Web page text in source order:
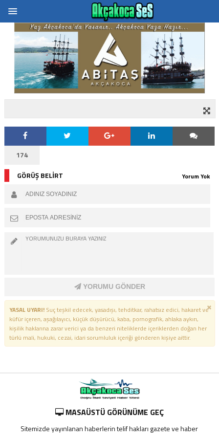
174
GÖRÜŞ BELİRT
Yorum Yok
YORUMU GÖNDER
YASAL UYARI!Suç teşkil edecek, yasadışı, tehditkar, rahatsız edici, hakaret ve
küfür içeren, aşağılayıcı, küçük düşürücü, kaba, pornografik, ahlaka aykırı,
kişilik haklarına zarar verici ya da benzeri niteliklerde içeriklerden doğan her
türlü mali, hukuki, cezai, idari sorumluluk içeriği gönderen kişiye aittir.
MASAÜSTÜ GÖRÜNÜME GEÇ
Sitemizde yayınlanan haberlerin telif hakları gazete ve haber